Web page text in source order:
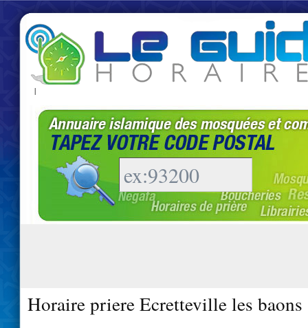
|
Horaire priere Ecretteville les